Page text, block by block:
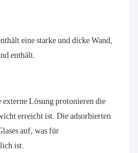
eine starke und dicke Wand,
enthält.
Lösung protonieren die
erreicht ist. Die adsorbierten
auf, was für
ist.